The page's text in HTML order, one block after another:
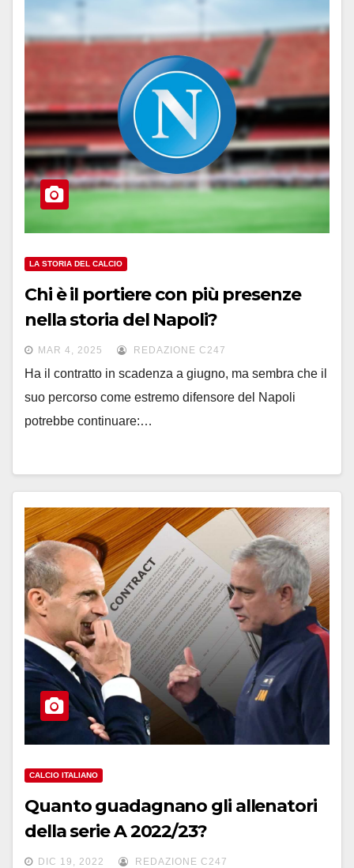
LA STORIA DEL CALCIO
Chi è il portiere con più presenze
nella storia del Napoli?
MAR 4, 2025 REDAZIONE C247
Ha il contratto in scadenza a giugno, ma sembra che il
suo percorso come estremo difensore del Napoli
potrebbe continuare:…
CALCIO ITALIANO
Quanto guadagnano gli allenatori
della serie A 2022/23?
DIC 19, 2022 REDAZIONE C247